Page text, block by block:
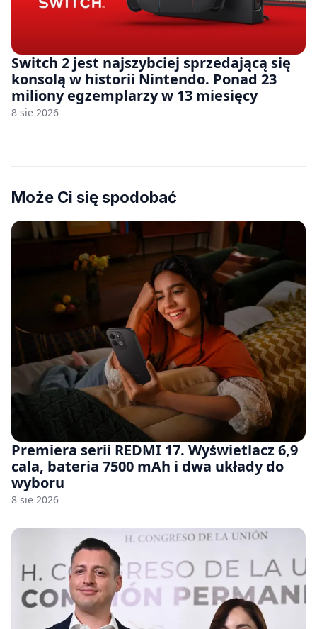
Switch 2 jest najszybciej sprzedającą się
konsolą w historii Nintendo. Ponad 23
miliony egzemplarzy w 13 miesięcy
8 sie 2026
Może Ci się spodobać
Premiera serii REDMI 17. Wyświetlacz 6,9
cala, bateria 7500 mAh i dwa układy do
wyboru
8 sie 2026